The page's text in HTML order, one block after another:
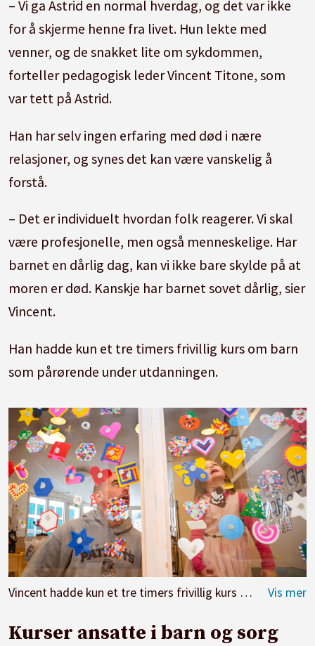
– Vi ga Astrid en normal hverdag, og det var ikke
for å skjerme henne fra livet. Hun lekte med
venner, og de snakket lite om sykdommen,
forteller pedagogisk leder Vincent Titone, som
var tett på Astrid.
Han har selv ingen erfaring med død i nære
relasjoner, og synes det kan være vanskelig å
forstå.
– Det er individuelt hvordan folk reagerer. Vi skal
være profesjonelle, men også menneskelige. Har
barnet en dårlig dag, kan vi ikke bare skylde på at
moren er død. Kanskje har barnet sovet dårlig, sier
Vincent.
Han hadde kun et tre timers frivillig kurs om barn
som pårørende under utdanningen.
Vincent hadde kun et tre timers frivillig kurs om barn som pårørende under utdanningen og hadde lite erfaring med barn og sorg før han møtte Astrid.
Kurser ansatte i barn og sorg